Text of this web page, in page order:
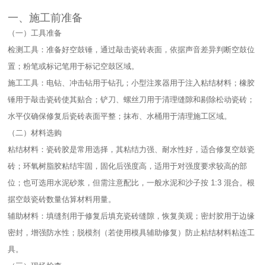
一、施工前准备​
（一）工具准备​
检测工具：准备好空鼓锤，通过敲击瓷砖表面，依据声音差异判断空鼓位
置；粉笔或标记笔用于标记空鼓区域。​
施工工具：电钻、冲击钻用于钻孔；小型注浆器用于注入粘结材料；橡胶
锤用于敲击瓷砖使其贴合；铲刀、螺丝刀用于清理缝隙和剔除松动瓷砖；
水平仪确保修复后瓷砖表面平整；抹布、水桶用于清理施工区域。​
（二）材料选购​
粘结材料：瓷砖胶是常用选择，其粘结力强、耐水性好，适合修复空鼓瓷
砖；环氧树脂胶粘结牢固，固化后强度高，适用于对强度要求较高的部
位；也可选用水泥砂浆，但需注意配比，一般水泥和沙子按 1:3 混合。根
据空鼓瓷砖数量估算材料用量。​
辅助材料：填缝剂用于修复后填充瓷砖缝隙，恢复美观；密封胶用于边缘
密封，增强防水性；脱模剂（若使用模具辅助修复）防止粘结材料粘连工
具。​